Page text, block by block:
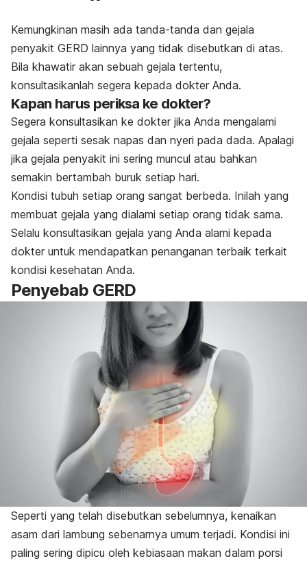
Kemungkinan masih ada tanda­-tanda dan gejala
penyakit GERD lainnya yang tidak disebutkan di atas.
Bila khawatir akan sebuah gejala tertentu,
konsultasikanlah segera kepada dokter Anda.
Kapan harus periksa ke dokter?
Segera konsultasikan ke dokter jika Anda mengalami
gejala seperti sesak napas dan nyeri pada dada. Apalagi
jika gejala penyakit ini sering muncul atau bahkan
semakin bertambah buruk setiap hari.
Kondisi tubuh setiap orang sangat berbeda. Inilah yang
membuat gejala yang dialami setiap orang tidak sama.
Selalu konsultasikan gejala yang Anda alami kepada
dokter untuk mendapatkan penanganan terbaik terkait
kondisi kesehatan Anda.
Penyebab GERD
Seperti yang telah disebutkan sebelumnya, kenaikan
asam dari lambung sebenarnya umum terjadi. Kondisi ini
paling sering dipicu oleh kebiasaan makan dalam porsi